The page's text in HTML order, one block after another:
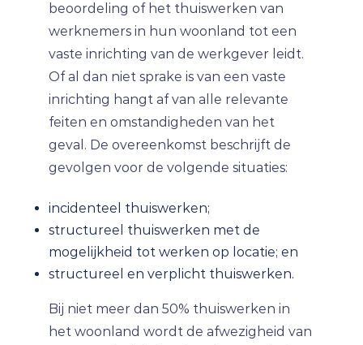
beoordeling of het thuiswerken van
werknemers in hun woonland tot een
vaste inrichting van de werkgever leidt.
Of al dan niet sprake is van een vaste
inrichting hangt af van alle relevante
feiten en omstandigheden van het
geval. De overeenkomst beschrijft de
gevolgen voor de volgende situaties:
incidenteel thuiswerken;
structureel thuiswerken met de
mogelijkheid tot werken op locatie; en
structureel en verplicht thuiswerken.
Bij niet meer dan 50% thuiswerken in
het woonland wordt de afwezigheid van